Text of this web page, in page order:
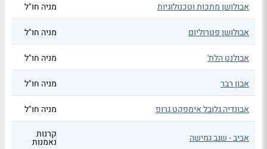
אבולושן מתכות וטכנולוגיות מניה חו"ל
אבולושן פטרוליום מניה חו"ל
אבולנט הלת' מניה חו"ל
אבון רבר מניה חו"ל
אבונדיה גלובל אימפקט גרופ מניה חו"ל
אביב - שגב גמישה קרנות
נאמנות